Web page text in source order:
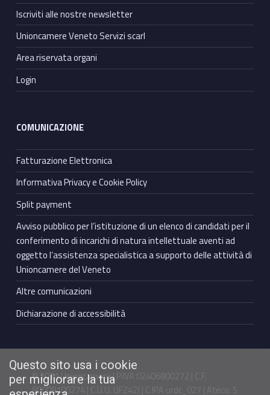
Iscriviti alle nostre newsletter
Unioncamere Veneto Servizi scarl
Area riservata organi
Login
COMUNICAZIONE
Fatturazione Elettronica
Informativa Privacy e Cookie Policy
Split payment
Avviso pubblico per l’istituzione di un elenco di candidati per il
conferimento di incarichi di natura intellettuale aventi ad
oggetto l’assistenza specialistica a supporto delle attività di
Unioncamere del Veneto
Altre comunicazioni
Dichiarazione di accessibilità
© 2021 Unioncamere | P.IVA 02406800272 | C.F.
80009100274 | C.U.U. UFZ42J | C.IPA urdc_027 | Ateco: S
Questo sito usa i cookie
per migliorare la tua